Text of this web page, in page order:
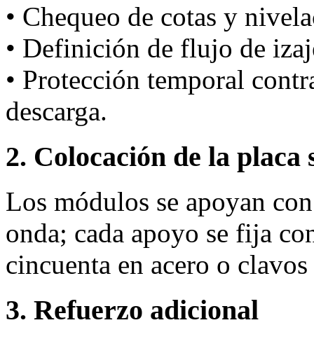
• Chequeo de cotas y
• Definición de flujo de
• Protección temporal
descarga.
2. Colocación de la placa
Los módulos se apoyan
onda; cada apoyo se fija
cincuenta en acero o
3. Refuerzo adicional